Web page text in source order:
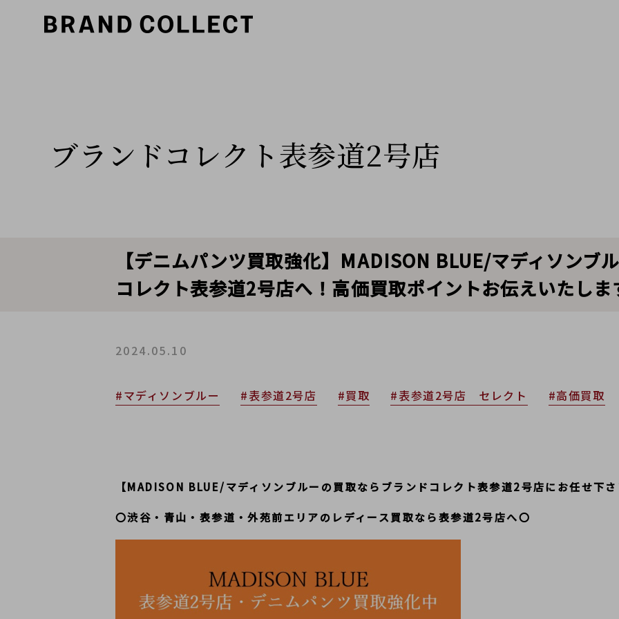
ブランドコレクト表参道2号店
【デニムパンツ買取強化】MADISON BLUE/マディソンブ
コレクト表参道2号店へ！高価買取ポイントお伝えいたしま
2024.05.10
#マディソンブルー #表参道2号店 #買取 #表参道2号店 セレクト #高価買取
【MADISON BLUE/マディソンブルーの買取ならブランドコレクト表参道2号店にお任せ下
〇渋谷・青山・表参道・外苑前エリアのレディース買取なら表参道2号店へ〇